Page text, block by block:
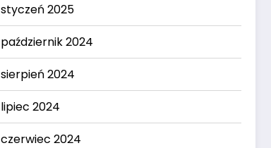
styczeń 2025
październik 2024
sierpień 2024
lipiec 2024
czerwiec 2024